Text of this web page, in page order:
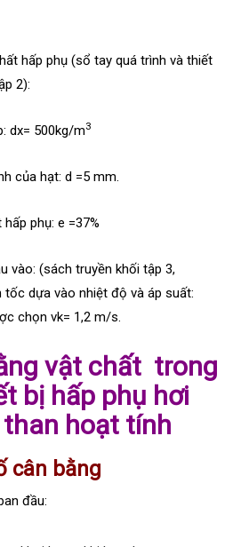
phụ (sổ tay quá trình và thiết
2):
500kg/m3
hạt: d =5 mm.
phụ: e =37%
(sách truyền khối tập 3,
dựa vào nhiệt độ và áp suất:
chọn vk= 1,2 m/s.
vật chất trong
bị hấp phụ hơi
hoạt tính
cân bằng
đầu: